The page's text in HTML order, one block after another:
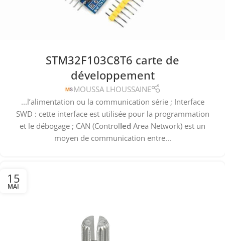
STM32F103C8T6 carte de
développement
MOUSSA LHOUSSAINE
...l’alimentation ou la communication série ; Interface
SWD : cette interface est utilisée pour la programmation
et le débogage ; CAN (Controlled Area Network) est un
moyen de communication entre...
15
MAI